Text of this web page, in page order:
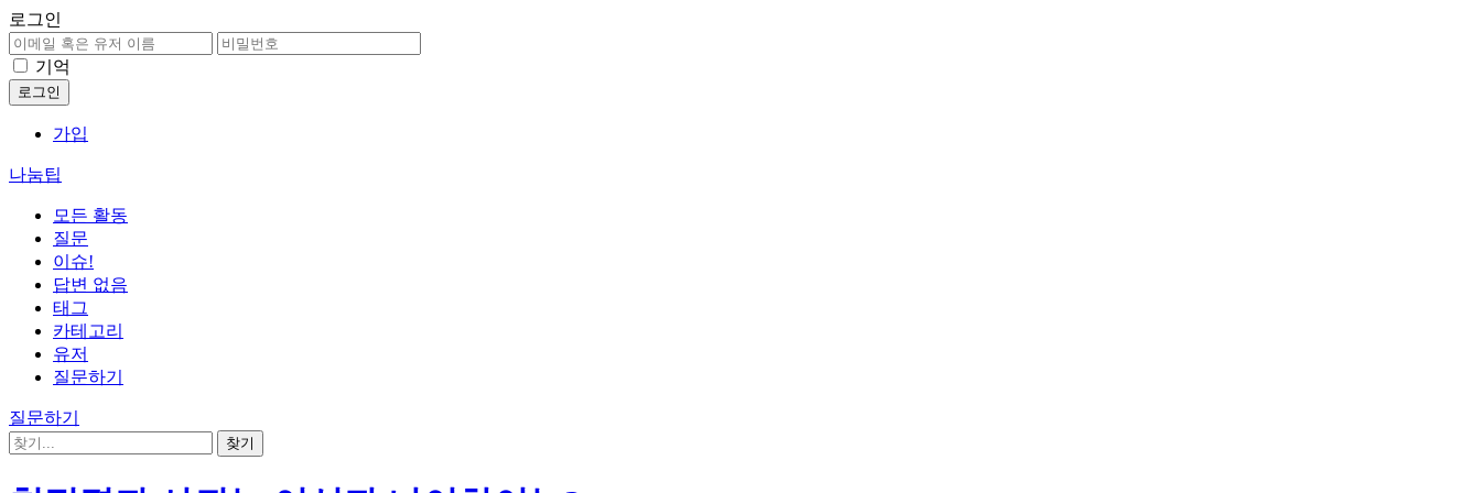
로그인
기억
가입
나눔팁
모든 활동
질문
이슈!
답변 없음
태그
카테고리
유저
질문하기
질문하기